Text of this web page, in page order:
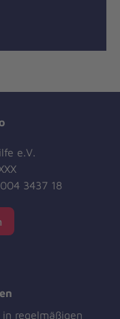
e.V.
3437 18
regelmäßigen